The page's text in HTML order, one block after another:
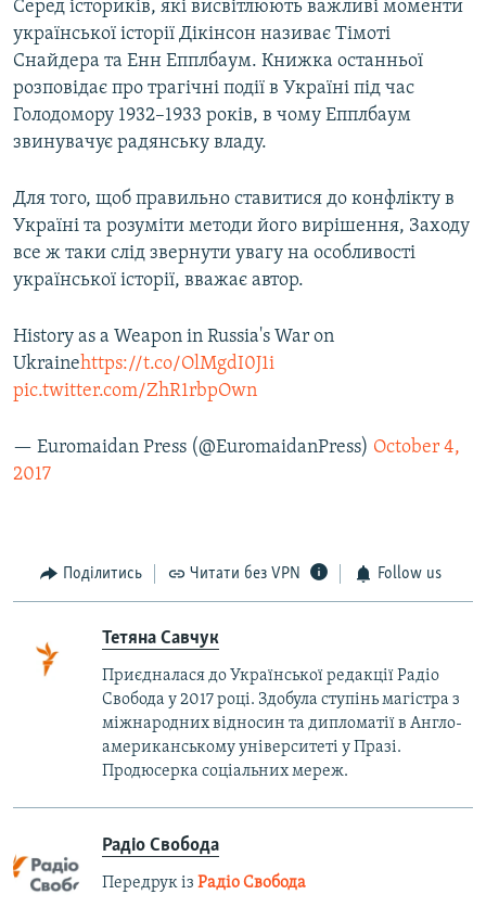
Серед істориків, які висвітлюють важливі моменти
української історії Дікінсон називає Тімоті
Снайдера та Енн Епплбаум. Книжка останньої
розповідає про трагічні події в Україні під час
Голодомору 1932–1933 років, в чому Епплбаум
звинувачує радянську владу.
Для того, щоб правильно ставитися до конфлікту в
Україні та розуміти методи його вирішення, Заходу
все ж таки слід звернути увагу на особливості
української історії, вважає автор.
History as a Weapon in Russia's War on
Ukrainehttps://t.co/OlMgdI0J1i
pic.twitter.com/ZhR1rbpOwn
— Euromaidan Press (@EuromaidanPress) October 4,
2017
Поділитись Читати без VPN Follow us
Тетяна Савчук
Приєдналася до Української редакції Радіо
Свобода у 2017 році. Здобула ступінь магістра з
міжнародних відносин та дипломатії в Англо-
американському університеті у Празі.
Продюсерка соціальних мереж.
Радіо Свобода
Передрук із Радіо Свобода